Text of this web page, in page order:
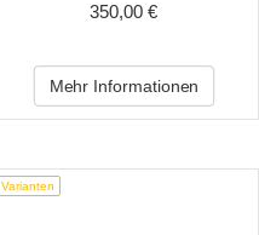
350,00 €
Mehr Informationen
Varianten